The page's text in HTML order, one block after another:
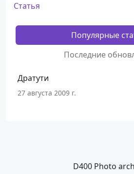
Статья
Популярные
Последние
Дратути
27 августа 2009 г.
D400 Photo